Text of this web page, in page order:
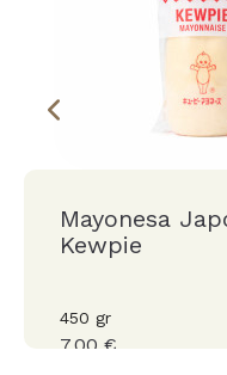
Mayonesa
Kewpie
450 gr
7,00 €